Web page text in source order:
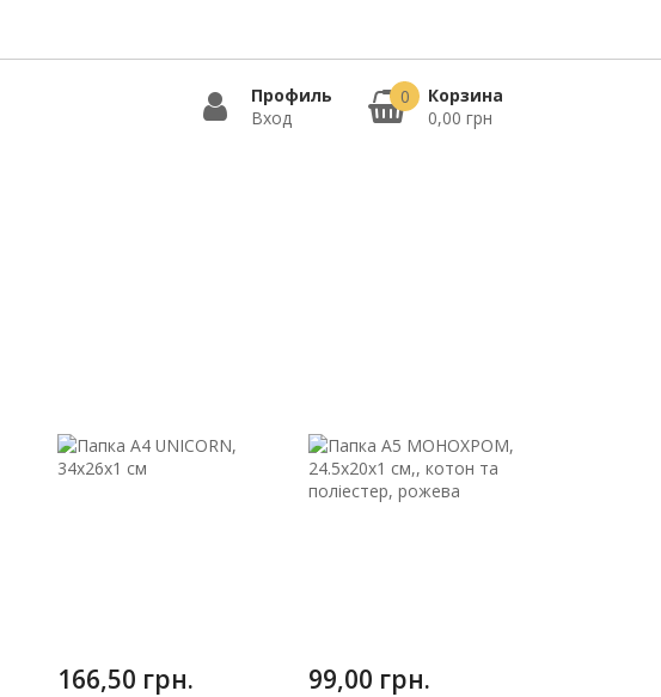
Профиль
Вход
Корзина
0,00 грн
0
166,50 грн. 99,00 грн.